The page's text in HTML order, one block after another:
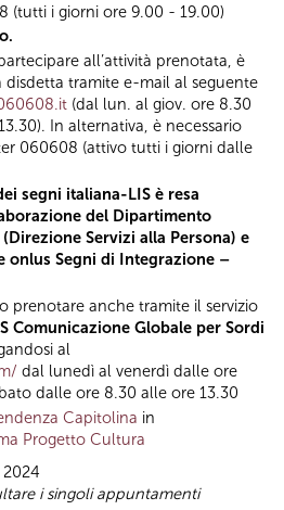
(tutti i giorni ore 9.00 - 19.00)
all’attività prenotata, è
disdetta tramite e-mail al seguente
(dal lun. al giov. ore 8.30
In alternativa, è necessario
060608 (attivo tutti i giorni dalle
segni italiana-LIS è resa
del Dipartimento
Servizi alla Persona) e
onlus Segni di Integrazione –
prenotare anche tramite il servizio
Comunicazione Globale per Sordi
al
dal lunedì al venerdì dalle ore
dalle ore 8.30 alle ore 13.30
Capitolina in
Progetto Cultura
i singoli appuntamenti